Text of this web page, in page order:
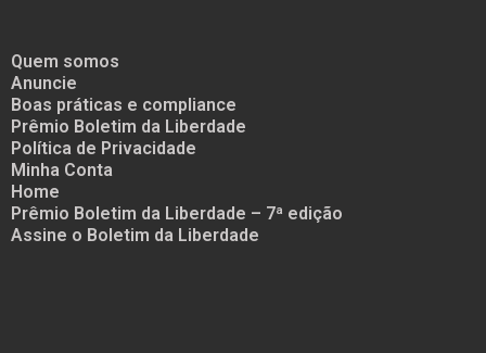
Quem somos
Anuncie
Boas práticas e compliance
Prêmio Boletim da Liberdade
Política de Privacidade
Minha Conta
Home
Prêmio Boletim da Liberdade – 7ª edição
Assine o Boletim da Liberdade